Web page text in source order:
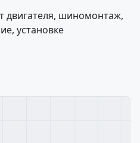
двигателя, шиномонтаж,
установке